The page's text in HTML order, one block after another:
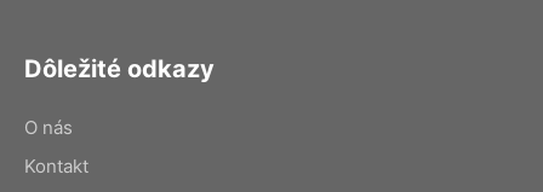
Dôležité odkazy
O nás
Kontakt